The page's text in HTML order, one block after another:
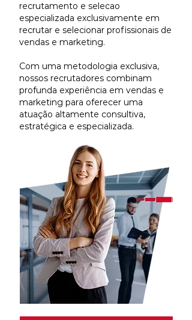
recrutamento e selecao
especializada exclusivamente em
recrutar e selecionar profissionais de
vendas e marketing.
Com uma metodologia exclusiva,
nossos recrutadores combinam
profunda experiência em vendas e
marketing para oferecer uma
atuação altamente consultiva,
estratégica e especializada.